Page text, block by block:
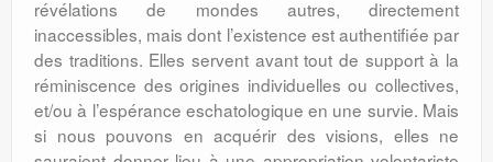
révélations de mondes autres, directement
inaccessibles, mais dont l’existence est authentifiée par
des traditions. Elles servent avant tout de support à la
réminiscence des origines individuelles ou collectives,
et/ou à l’espérance eschatologique en une survie. Mais
si nous pouvons en acquérir des visions, elles ne